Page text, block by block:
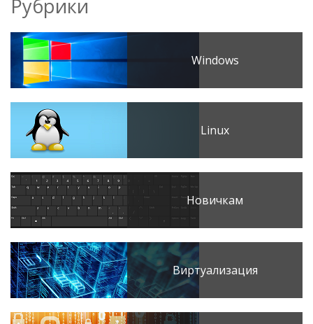
Рубрики
Windows
Linux
Новичкам
Виртуализация